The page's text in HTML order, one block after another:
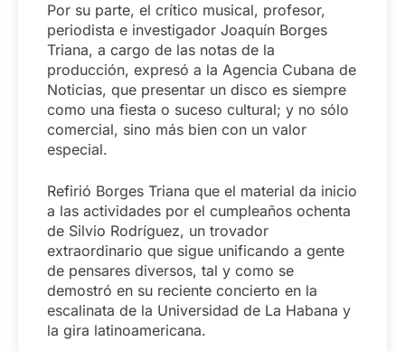
Por su parte, el crítico musical, profesor,
periodista e investigador Joaquín Borges
Triana, a cargo de las notas de la
producción, expresó a la Agencia Cubana de
Noticias, que presentar un disco es siempre
como una fiesta o suceso cultural; y no sólo
comercial, sino más bien con un valor
especial.
Refirió Borges Triana que el material da inicio
a las actividades por el cumpleaños ochenta
de Silvio Rodríguez, un trovador
extraordinario que sigue unificando a gente
de pensares diversos, tal y como se
demostró en su reciente concierto en la
escalinata de la Universidad de La Habana y
la gira latinoamericana.